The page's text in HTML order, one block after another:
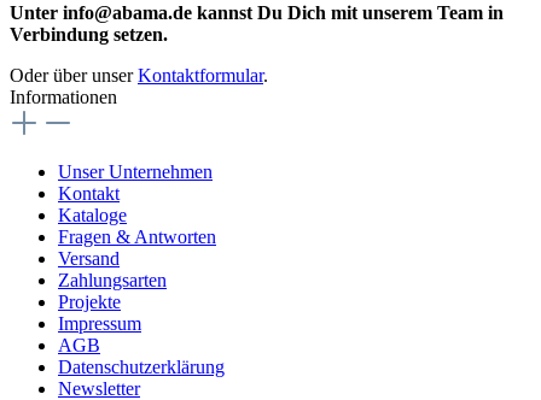
Unter info@abama.de kannst Du Dich mit unserem Team in
Verbindung setzen.
Oder über unserKontaktformular.
Informationen
Unser Unternehmen
Kontakt
Kataloge
Fragen & Antworten
Versand
Zahlungsarten
Projekte
Impressum
AGB
Datenschutzerklärung
Newsletter